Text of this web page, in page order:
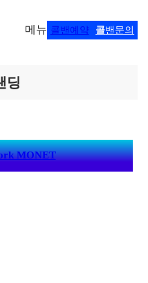
메뉴 콜밴예약 콜밴문의
딩
MONET